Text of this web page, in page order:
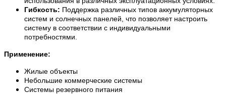
Гибкость: Поддержка различных типов аккумуляторных
систем и солнечных панелей, что позволяет настроить
систему в соответствии с индивидуальными
потребностями.
Применение:
Жилые объекты
Небольшие коммерческие системы
Системы резервного питания